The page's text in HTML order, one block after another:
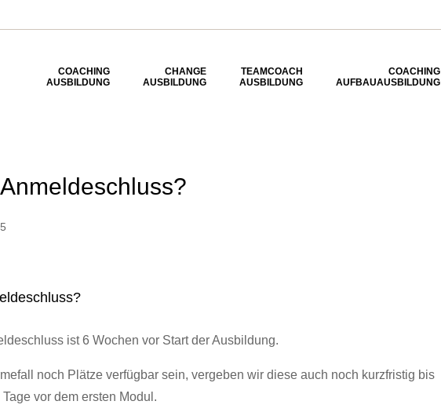
COACHING
AUSBILDUNG
CHANGE
AUSBILDUNG
TEAMCOACH
AUSBILDUNG
COACHING
AUFBAUAUSBILDUNG
ist 6 Wochen vor Start der Ausbildung.
noch Plätze verfügbar sein, vergeben wir diese auch noch kurzfristig bis
vor dem ersten Modul.